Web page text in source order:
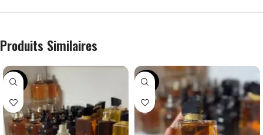
Produits Similaires
-28% -44%